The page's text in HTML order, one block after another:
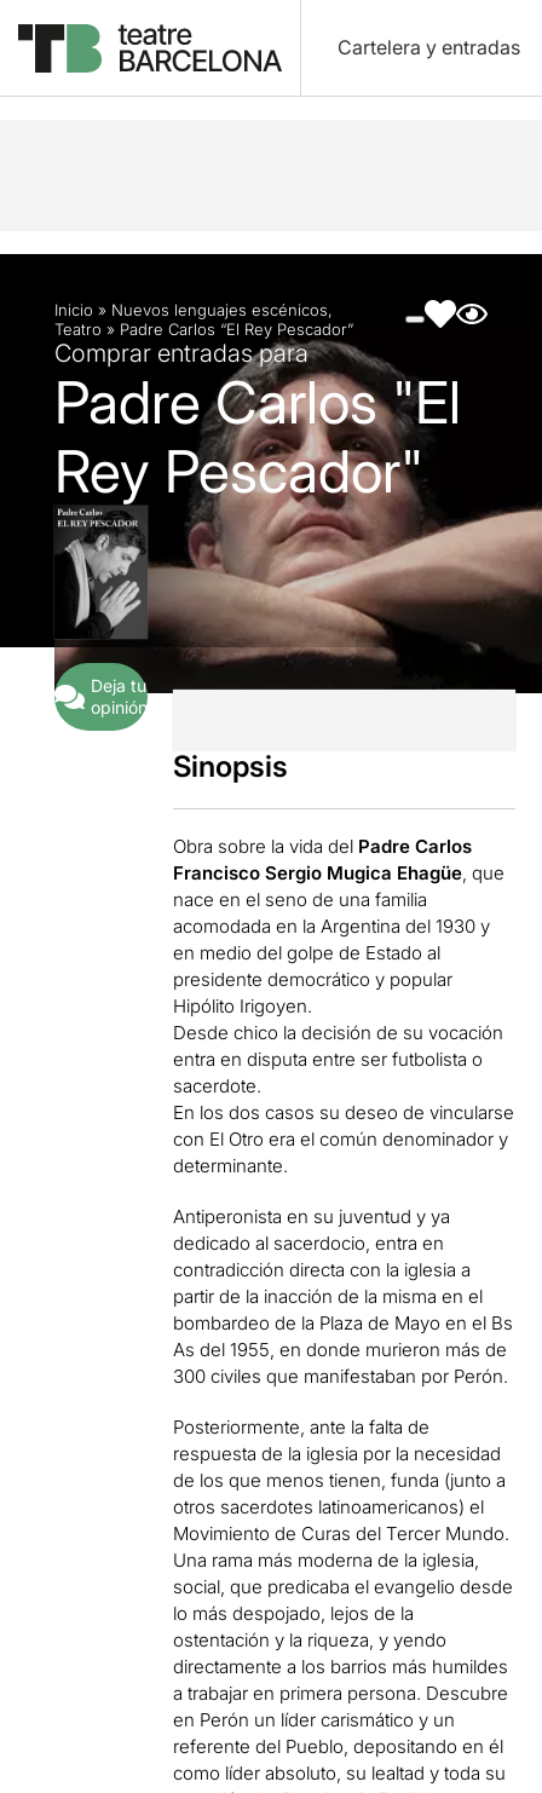
Cartelera y entradas
Descripción Ficha artística Fotos y vídeos
Inicio » Nuevos lenguajes escénicos,
Teatro » Padre Carlos “El Rey Pescador”
Comprar entradas para
Padre Carlos "El
Rey Pescador"
Deja tu
opinión
Sinopsis
Obra sobre la vida del Padre Carlos
Francisco Sergio Mugica Ehagüe, que
nace en el seno de una familia
acomodada en la Argentina del 1930 y
en medio del golpe de Estado al
presidente democrático y popular
Hipólito Irigoyen.
Desde chico la decisión de su vocación
entra en disputa entre ser futbolista o
sacerdote.
En los dos casos su deseo de vincularse
con El Otro era el común denominador y
determinante.
Antiperonista en su juventud y ya
dedicado al sacerdocio, entra en
contradicción directa con la iglesia a
partir de la inacción de la misma en el
bombardeo de la Plaza de Mayo en el Bs
As del 1955, en donde murieron más de
300 civiles que manifestaban por Perón.
Posteriormente, ante la falta de
respuesta de la iglesia por la necesidad
de los que menos tienen, funda (junto a
otros sacerdotes latinoamericanos) el
Movimiento de Curas del Tercer Mundo.
Una rama más moderna de la iglesia,
social, que predicaba el evangelio desde
lo más despojado, lejos de la
ostentación y la riqueza, y yendo
directamente a los barrios más humildes
a trabajar en primera persona. Descubre
en Perón un líder carismático y un
referente del Pueblo, depositando en él
como líder absoluto, su lealtad y toda su